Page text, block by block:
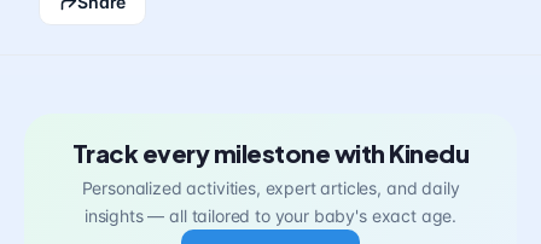
Track every milestone with Kinedu
Personalized activities, expert articles, and daily
insights — all tailored to your baby's exact age.